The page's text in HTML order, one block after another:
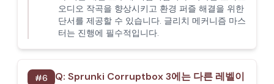
오디오 작곡을 향상시키고 환경 퍼즐 해결을 위한
단서를 제공할 수 있습니다. 글리치 메커니즘 마스
터는 진행에 필수적입니다.
#6 Q: Sprunki Corruptbox 3에는 다른 레벨이